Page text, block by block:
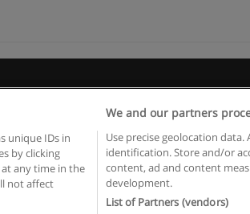
Copyright © Educaedu Business S.L. - CIF : B-95610580:
unique IDs in
by clicking
any time in the
not affect
We and our partners
Use precise geolocation
identification. Store and/or
content, ad and content
development.
List of Partners (vendors)